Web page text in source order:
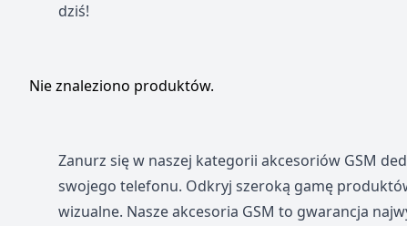
dziś!
Produkty
Nie znaleziono produktów.
Zanurz się w naszej kategorii akcesoriów GSM
swojego telefonu. Odkryj szeroką gamę
wizualne. Nasze akcesoria GSM to gwarancja